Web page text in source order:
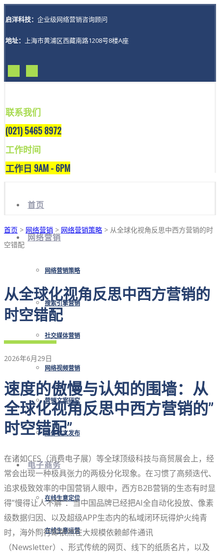
启洋科技： 企业级网络营销咨询顾问
地址： 上海市黄浦区西藏南路1208号8楼A座
联系我们
(021) 5465 8972
工作时间
工作日 9AM - 6PM
首页
网络营销
网络营销策略
搜索引擎营销
社交媒体营销
网络视频营销
营销文案研究
媒体软文发布
电子商务
在线生意定位
在线生意运营
首页 > 网络营销 > 网络营销策略 > 从全球化视角反思中西方营销的时
空错配
从全球化视角反思中西方营销的
时空错配
2026年6月29日
速度的傲慢与认知的围墙：从
全球化视角反思中西方营销的”
时空错配”
在诸如CES（消费电子展）等全球顶级科技与商贸展会上，经
常会出现一种极具张力的两极分化现象。在习惯了高频迭代、
追求极致效率的中国营销人眼中，西方B2B营销的生态有时显
得”慢得让人不解”：当中国品牌已经把AI全自动化投放、像素
级数据归因、以及超级APP生态内的私域闭环玩得炉火纯青
时，海外同行却依然在大规模依赖邮件通讯
（Newsletter）、形式传统的网页、线下的纸质名片，以及